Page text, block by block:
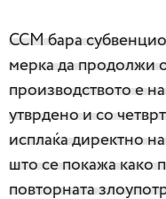
ССМ бара
мерка да продолжи
производството е
утврдено и со
исплаќа директно
што се покажа како
повторната